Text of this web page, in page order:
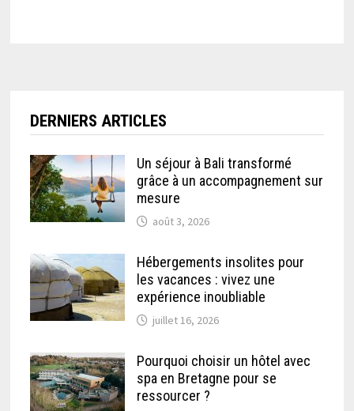
DERNIERS ARTICLES
Un séjour à Bali transformé
grâce à un accompagnement sur
mesure
août 3, 2026
Hébergements insolites pour
les vacances : vivez une
expérience inoubliable
juillet 16, 2026
Pourquoi choisir un hôtel avec
spa en Bretagne pour se
ressourcer ?